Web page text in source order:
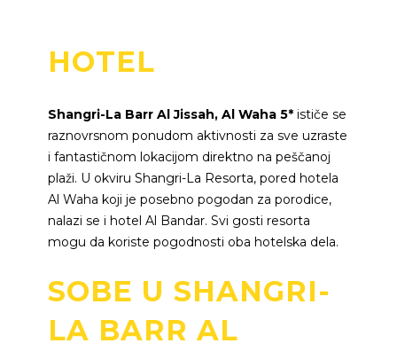
HOTEL
Shangri-La Barr Al Jissah, Al Waha 5* ističe se
raznovrsnom ponudom aktivnosti za sve uzraste
i fantastičnom lokacijom direktno na peščanoj
plaži. U okviru Shangri-La Resorta, pored hotela
Al Waha koji je posebno pogodan za porodice,
nalazi se i hotel Al Bandar. Svi gosti resorta
mogu da koriste pogodnosti oba hotelska dela.
SOBE U SHANGRI-
LA BARR AL